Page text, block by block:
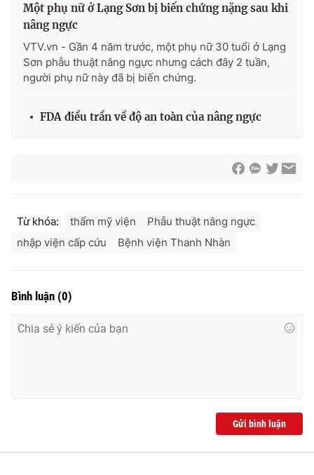
Thị trường 24h Tấm lòng Việt
VTV4 Vươn mình bằng AI
Cơ quan báo chí:Thời báo VTV
024.38 355 931 - 024.38 355 932
Một phụ nữ ở Lạng Sơn bị biến chứng nặng sau khi
nâng ngực
VTV.vn - Gần 4 năm trước, một phụ nữ 30 tuổi ở Lạng
Sơn phẫu thuật nâng ngực nhưng cách đây 2 tuần,
người phụ nữ này đã bị biến chứng.
FDA điều trần về độ an toàn của nâng ngực
Từ khóa: thẩm mỹ viện
Phẫu thuật nâng ngực
nhập viện cấp cứu
Bệnh viện Thanh Nhàn
Bình luận (0)
Gửi bình luận